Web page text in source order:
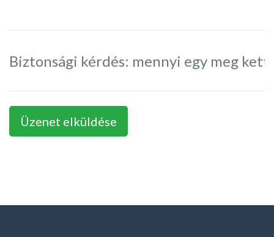
Üzenet elküldése